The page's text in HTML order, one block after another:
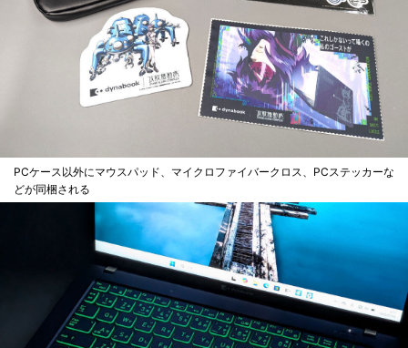
PCケース以外にマウスパッド、マイクロファイバークロス、PCステッカーな
どが同梱される